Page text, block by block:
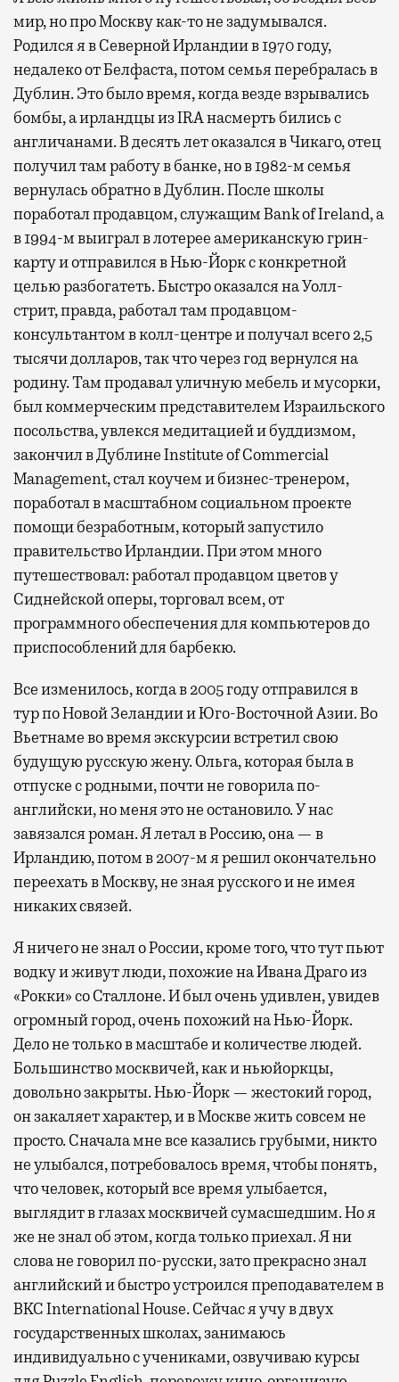
мир, но про Москву как-то не задумывался.
Родился я в Северной Ирландии в 1970 году,
недалеко от Белфаста, потом семья перебралась в
Дублин. Это было время, когда везде взрывались
бомбы, а ирландцы из IRA насмерть бились с
англичанами. В десять лет оказался в Чикаго, отец
получил там работу в банке, но в 1982-м семья
вернулась обратно в Дублин. После школы
поработал продавцом, служащим Bank of Ireland, а
в 1994-м выиграл в лотерее американскую грин-
карту и отправился в Нью-Йорк с конкретной
целью разбогатеть. Быстро оказался на Уолл-
стрит, правда, работал там продавцом-
консультантом в колл-центре и получал всего 2,5
тысячи долларов, так что через год вернулся на
родину. Там продавал уличную мебель и мусорки,
был коммерческим представителем Израильского
посольства, увлекся медитацией и буддизмом,
закончил в Дублине Institute of Commercial
Management, стал коучем и бизнес-тренером,
поработал в масштабном социальном проекте
помощи безработным, который запустило
правительство Ирландии. При этом много
путешествовал: работал продавцом цветов у
Сиднейской оперы, торговал всем, от
программного обеспечения для компьютеров до
приспособлений для барбекю.
Все изменилось, когда в 2005 году отправился в
тур по Новой Зеландии и Юго-Восточной Азии. Во
Вьетнаме во время экскурсии встретил свою
будущую русскую жену. Ольга, которая была в
отпуске с родными, почти не говорила по-
английски, но меня это не остановило. У нас
завязался роман. Я летал в Россию, она — в
Ирландию, потом в 2007-м я решил окончательно
переехать в Москву, не зная русского и не имея
никаких связей.
Я ничего не знал о России, кроме того, что тут пьют
водку и живут люди, похожие на Ивана Драго из
«Рокки» со Сталлоне. И был очень удивлен, увидев
огромный город, очень похожий на Нью-Йорк.
Дело не только в масштабе и количестве людей.
Большинство москвичей, как и ньюйоркцы,
довольно закрыты. Нью-Йорк — жестокий город,
он закаляет характер, и в Москве жить совсем не
просто. Сначала мне все казались грубыми, никто
не улыбался, потребовалось время, чтобы понять,
что человек, который все время улыбается,
выглядит в глазах москвичей сумасшедшим. Но я
же не знал об этом, когда только приехал. Я ни
слова не говорил по-русски, зато прекрасно знал
английский и быстро устроился преподавателем в
BKC International House. Сейчас я учу в двух
государственных школах, занимаюсь
индивидуально с учениками, озвучиваю курсы